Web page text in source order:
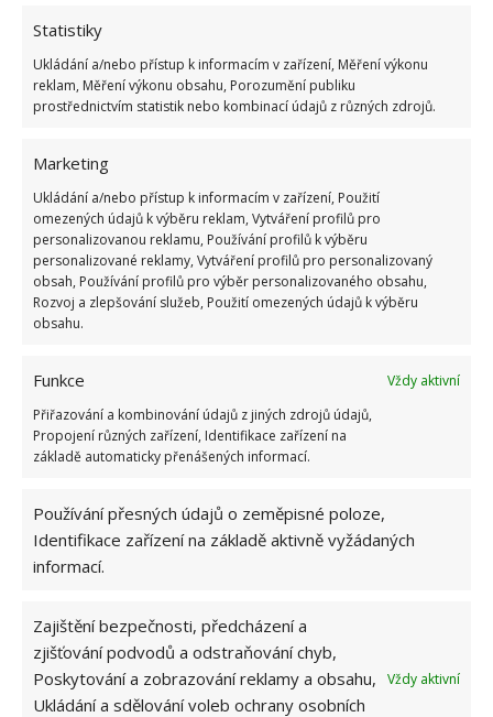
Statistiky
Ukládání a/nebo přístup k informacím v zařízení, Měření výkonu
reklam, Měření výkonu obsahu, Porozumění publiku
prostřednictvím statistik nebo kombinací údajů z různých zdrojů.
Marketing
Ukládání a/nebo přístup k informacím v zařízení, Použití
omezených údajů k výběru reklam, Vytváření profilů pro
personalizovanou reklamu, Používání profilů k výběru
personalizované reklamy, Vytváření profilů pro personalizovaný
obsah, Používání profilů pro výběr personalizovaného obsahu,
Rozvoj a zlepšování služeb, Použití omezených údajů k výběru
obsahu.
Funkce
Vždy aktivní
Přiřazování a kombinování údajů z jiných zdrojů údajů,
Propojení různých zařízení, Identifikace zařízení na
základě automaticky přenášených informací.
Používání přesných údajů o zeměpisné poloze,
Identifikace zařízení na základě aktivně vyžádaných
informací.
Zajištění bezpečnosti, předcházení a
zjišťování podvodů a odstraňování chyb,
Poskytování a zobrazování reklamy a obsahu,
Ukládání a sdělování voleb ochrany osobních
Vždy aktivní
V horním patře domu, do nějž se dostanete pomocí
pohodlného schodiště, se nachází několik ložnic,
které jsou zařízeny v moderním minimalistickém
stylu. Některé ložnice nabízejí především dětmi
oblíbené palandové postele. V domě se nachází také
několik koupelen, jedna například s velkou
prosklenou sprchou. Za zmínku také stojí to, že
přecházíte prostřednictvím jedinečných designových
můstků, které celému prostoru dodávají na
zajímavosti a originalitě.